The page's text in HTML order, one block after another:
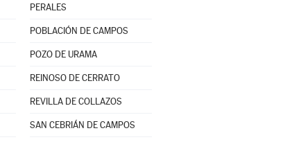
PERALES
POBLACIÓN DE CAMPOS
POZO DE URAMA
REINOSO DE CERRATO
REVILLA DE COLLAZOS
SAN CEBRIÁN DE CAMPOS